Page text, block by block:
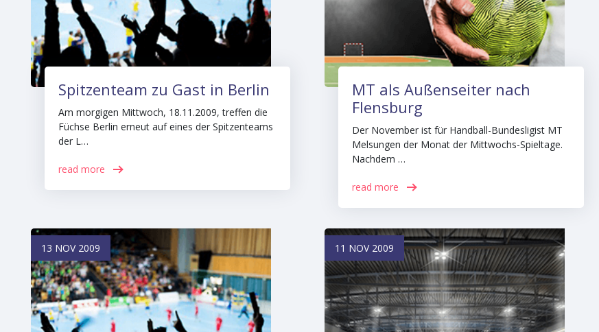
Spitzenteam zu Gast in Berlin
Am morgigen Mittwoch, 18.11.2009, treffen die
Füchse Berlin erneut auf eines der Spitzenteams
der L…
read more
MT als Außenseiter nach
Flensburg
Der November ist für Handball-Bundesligist MT
Melsungen der Monat der Mittwochs-Spieltage.
Nachdem …
read more
13 NOV 2009 11 NOV 2009